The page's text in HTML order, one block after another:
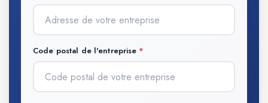
Code postal de l'entreprise